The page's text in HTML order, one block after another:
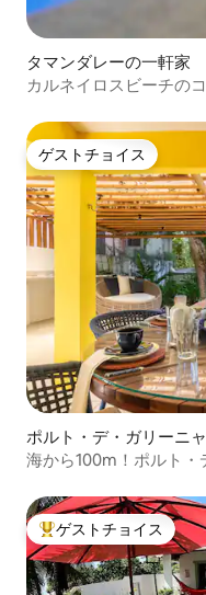
タマンダレーの一軒家
カルネイロスビーチの
ゲストチョイス
ゲストチョイス
ポルト・デ・ガリーニ
海から100m！ポルト・
大好評のゲストチョイ
ゲストチョイス